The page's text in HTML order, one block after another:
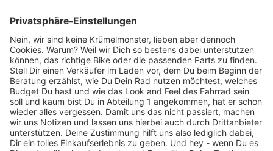
Marken-Highlights
TOP-Marken
ZAHLUNGSARTEN / RATENKAUF